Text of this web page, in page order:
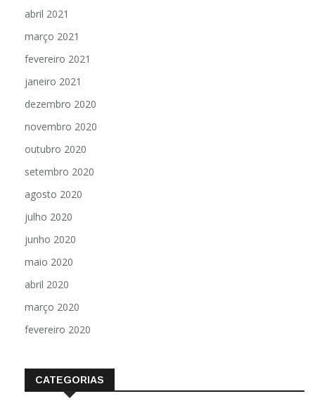
abril 2021
março 2021
fevereiro 2021
janeiro 2021
dezembro 2020
novembro 2020
outubro 2020
setembro 2020
agosto 2020
julho 2020
junho 2020
maio 2020
abril 2020
março 2020
fevereiro 2020
CATEGORIAS